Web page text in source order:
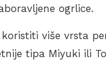
ogrlice.
više vrsta
tipa Miyuki ili